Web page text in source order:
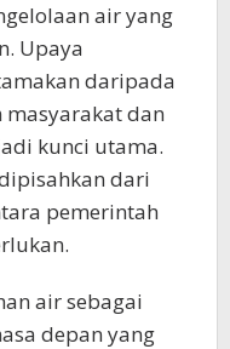
air yang
Upaya
daripada
masyarakat dan
kunci utama.
dari
pemerintah
air sebagai
depan yang